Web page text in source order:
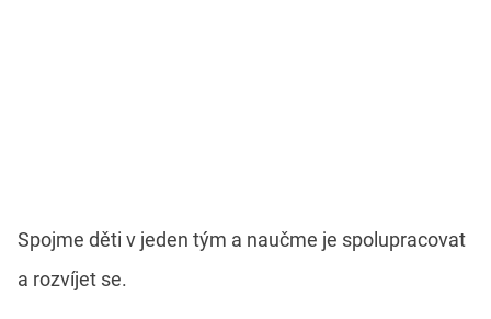
Spojme děti v jeden tým a naučme je spolupracovat
a rozvíjet se.